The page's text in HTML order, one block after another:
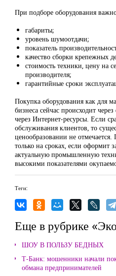
При подборе оборудования
габариты;
уровень шумоотдачи;
показатель
качество сборки крепежных
стоимость техники, цену на
производителя;
гарантийные сроки
Покупка оборудования как для
бизнеса сейчас происходит
через Интернет-ресурсы. Если
обслуживания клиентов, то
ценообразовании не
только на сроках, если оформит
актуальную промышленную
высокими показателями
Теги:
Еще в рубрике
ШОУ В ПОЛЬЗУ БЕДНЫХ
Т-Банк: мошенники начали
обмана предпринимателей